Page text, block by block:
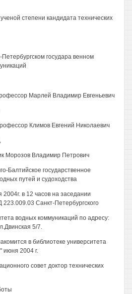
степени кандидата технических
государа венном
Марлей Владимир Евгеньевич
Климов Евгений Николаевич
Морозов Владимир Петрович
Балтийское государственное
путей и судоходства
в 12 часов на заседании
223.009.03 Санкт-Петербургского
водных коммуникаций по адресу:
5/7.
в библиотеке университета
июня 2004 г.
совет доктор технических